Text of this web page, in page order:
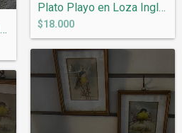
Plato Playo en Loza Inglesa Woods &...
Plato Playo en Loza Inglesa Ridways Pavo...
$18.000